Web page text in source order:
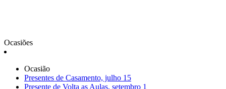
Ocasiões
Ocasião
Presentes de Casamento, julho 15
Presente de Volta as Aulas, setembro 1